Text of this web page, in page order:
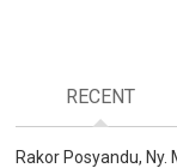
RECENT
Rakor Posyandu,